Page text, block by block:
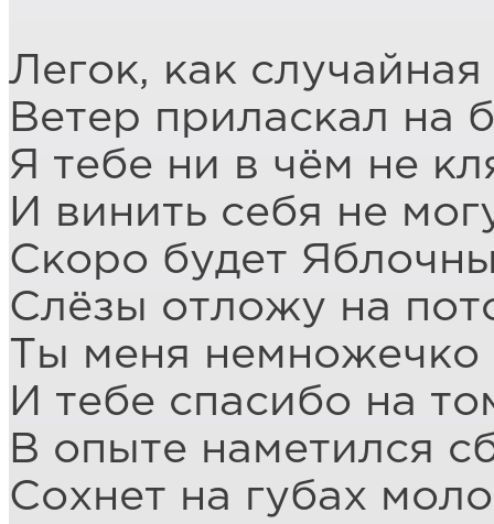
Легок, как случайная
Ветер приласкал на
Я тебе ни в чём не
И винить себя не
Скоро будет
Слёзы отложу на
Ты меня немножечко
И тебе спасибо на
В опыте наметился
Сохнет на губах